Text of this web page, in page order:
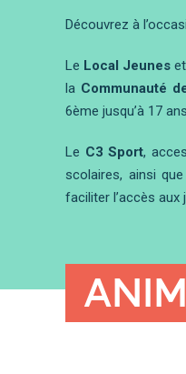
Découvrez à
Le Local Jeunes et
la Communauté
6ème jusqu’à 17
Le C3 Sport,
scolaires, ainsi
faciliter l’accès aux